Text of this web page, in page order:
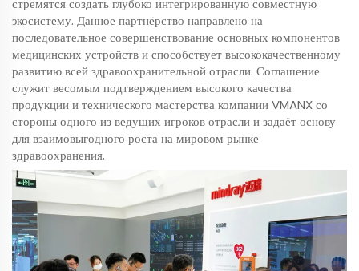
стремятся создать глубоко интегрированную совместную
экосистему. Данное партнёрство направлено на
последовательное совершенствование основных компонентов
медицинских устройств и способствует высококачественному
развитию всей здравоохранительной отрасли. Соглашение
служит весомым подтверждением высокого качества
продукции и технического мастерства компании VMANX со
стороны одного из ведущих игроков отрасли и задаёт основу
для взаимовыгодного роста на мировом рынке
здравоохранения.